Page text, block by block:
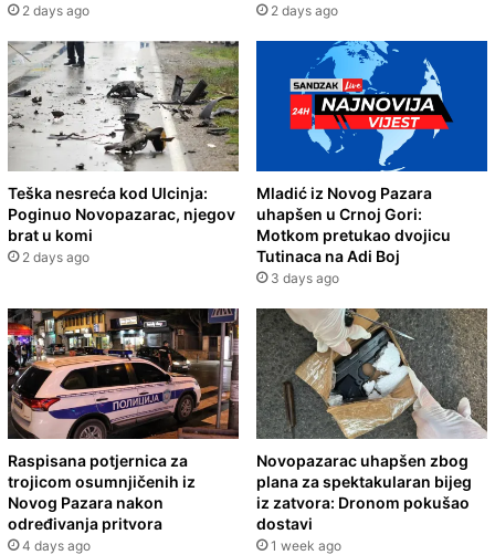
2 days ago 2 days ago
Teška nesreća kod Ulcinja:
Poginuo Novopazarac, njegov
brat u komi
2 days ago
Mladić iz Novog Pazara
uhapšen u Crnoj Gori:
Motkom pretukao dvojicu
Tutinaca na Adi Boj
3 days ago
Raspisana potjernica za
trojicom osumnjičenih iz
Novog Pazara nakon
određivanja pritvora
4 days ago
Novopazarac uhapšen zbog
plana za spektakularan bijeg
iz zatvora: Dronom pokušao
dostavi
1 week ago